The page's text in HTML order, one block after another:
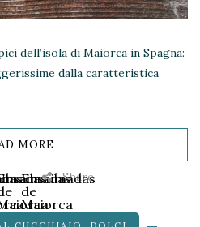
dell’isola di Maiorca in Spagna:
dalla caratteristica
MORE
Share
Ensaimadas
de
Maiorca